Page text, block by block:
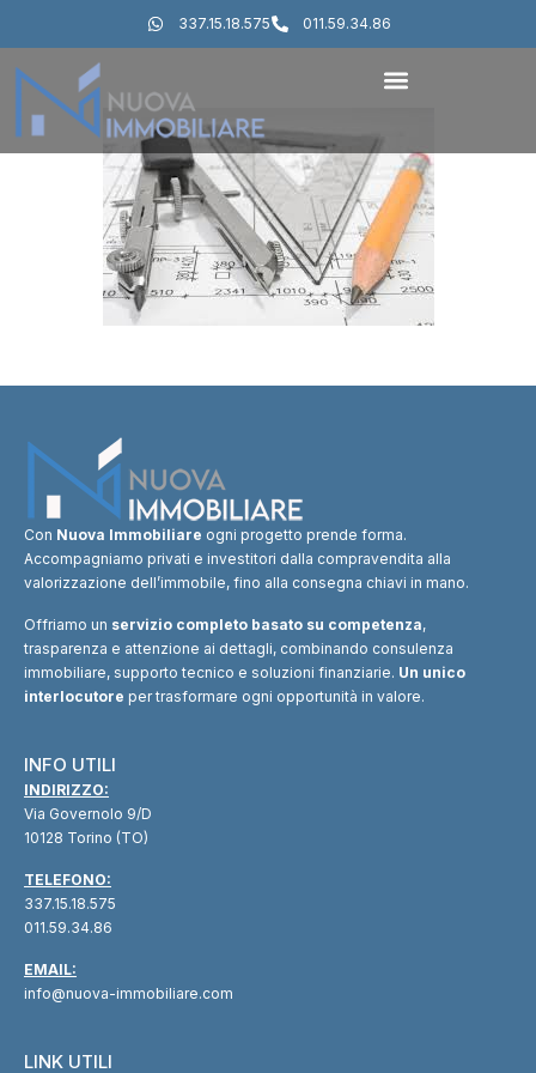
337.15.18.575 011.59.34.86
Con Nuova Immobiliare ogni progetto prende forma.
Accompagniamo privati e investitori dalla compravendita alla
valorizzazione dell’immobile, fino alla consegna chiavi in mano.
Offriamo un servizio completo basato su competenza,
trasparenza e attenzione ai dettagli, combinando consulenza
immobiliare, supporto tecnico e soluzioni finanziarie. Un unico
interlocutore per trasformare ogni opportunità in valore.
INFO UTILI
INDIRIZZO:
Via Governolo 9/D
10128 Torino (TO)
TELEFONO:
337.15.18.575
011.59.34.86
EMAIL:
info@nuova-immobiliare.com
LINK UTILI